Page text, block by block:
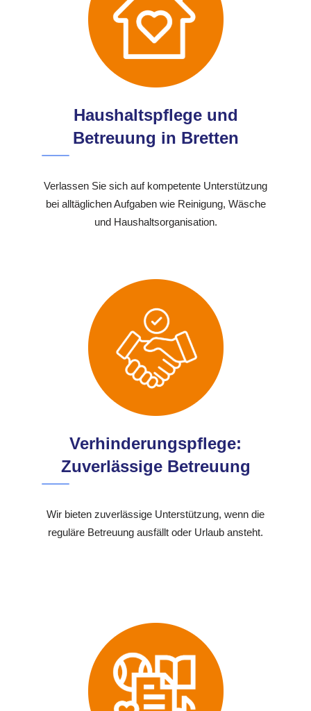
Haushaltspflege und
Betreuung in Bretten
Verlassen Sie sich auf kompetente Unterstützung
bei alltäglichen Aufgaben wie Reinigung, Wäsche
und Haushaltsorganisation.
Verhinderungspflege:
Zuverlässige Betreuung
Wir bieten zuverlässige Unterstützung, wenn die
reguläre Betreuung ausfällt oder Urlaub ansteht.